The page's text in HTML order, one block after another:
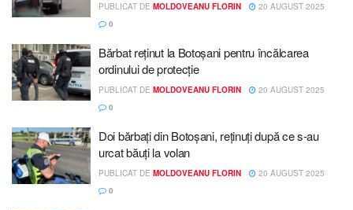
PUBLICAT DE MOLDOVEANU FLORIN
20 AUGUST 2025
0
Bărbat reținut la Botoșani pentru încălcarea
ordinului de protecție
PUBLICAT DE MOLDOVEANU FLORIN
20 AUGUST 2025
0
Doi bărbați din Botoșani, reținuți după ce s-au
urcat băuți la volan
PUBLICAT DE MOLDOVEANU FLORIN
20 AUGUST 2025
0